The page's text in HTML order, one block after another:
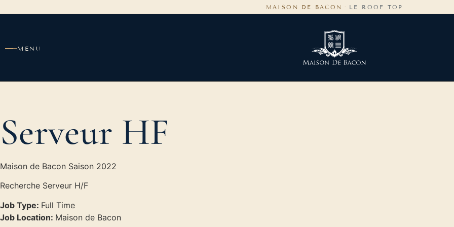
MAISON DE BACON · LE ROOF TOP
principal
MENU
Serveur HF
Maison de Bacon Saison 2022
Recherche Serveur H/F
Job Type: Full Time
Job Location: Maison de Bacon